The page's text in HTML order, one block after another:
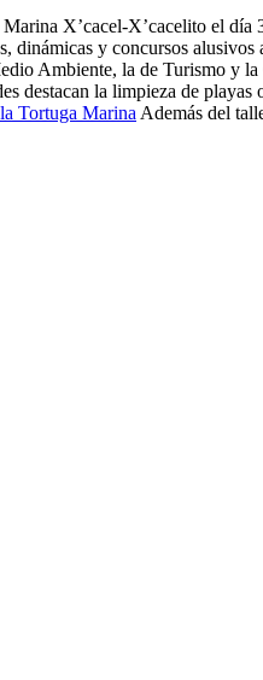
X’cacel-X’cacelito el día
dinámicas y concursos alusivos
Ambiente, la de Turismo y
destacan la limpieza de
Tortuga Marina Además del